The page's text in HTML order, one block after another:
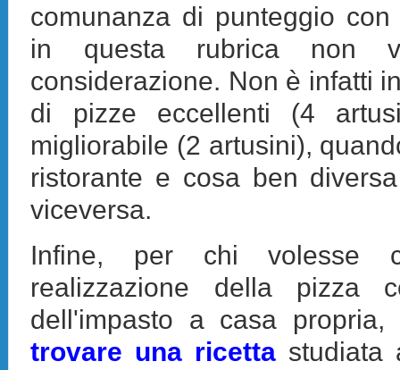
comunanza di punteggio
in questa rubrica non
considerazione. Non è infatti
di pizze eccellenti (4
migliorabile (2 artusini),
ristorante e cosa ben
viceversa.
Infine, per chi volesse
realizzazione della pizza
dell'impasto a casa propria,
trovare una ricetta studiata